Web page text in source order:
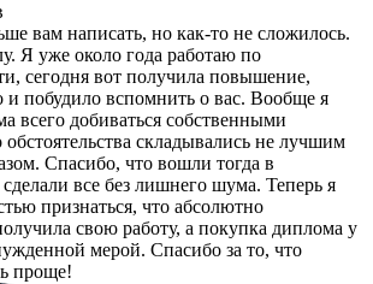
вам написать, но как-то не сложилось.
Я уже около года работаю по
сегодня вот получила повышение,
и побудило вспомнить о вас. Вообще я
всего добиваться собственными
складывались не лучшим
Спасибо, что вошли тогда в
все без лишнего шума. Теперь я
признаться, что абсолютно
свою работу, а покупка диплома у
мерой. Спасибо за то, что
проще!